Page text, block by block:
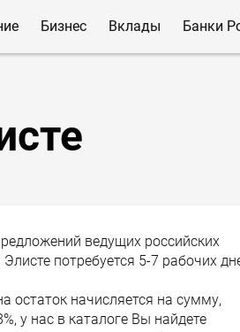
Бизнес Вклады Банки
ведущих российских
потребуется 5-7 рабочих
остаток начисляется на сумму,
у нас в каталоге Вы найдете